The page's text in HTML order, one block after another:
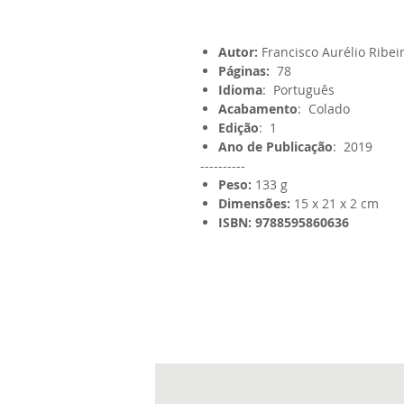
Autor: Francisco Aurélio
Páginas: 78
Idioma: Português
Acabamento: Colado
Edição: 1
Ano de Publicação: 2019
----------
Peso: 133 g
Dimensões: 15 x 21 x 2 cm
ISBN: 9788595860636